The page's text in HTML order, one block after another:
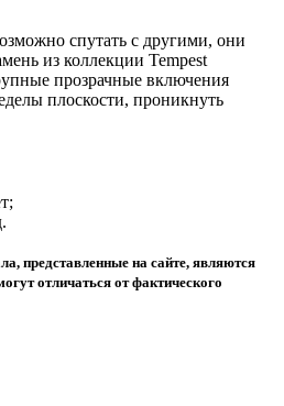
спутать с другими, они
из коллекции Tempest
прозрачные включения
плоскости, проникнуть
представленные на сайте, являются
отличаться от фактического